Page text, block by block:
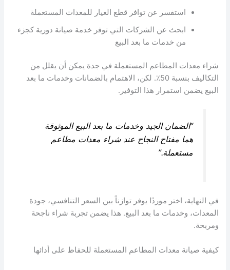
استفسر عن توافر قطع الغيار للمعدات المستعملة
ابحث عن الشركات التي توفر خدمة صيانة دورية كجزء
من خدمات ما بعد البيع
شراء معدات المطاعم المستعملة في جدة يمكن أن يقلل من
التكاليف بنسبة 50٪. لكن، الاهتمام بالضمانات وخدمات ما بعد
البيع يضمن استمرار هذا التوفير.
“الضمان الجيد وخدمات ما بعد البيع الموثوقة
هما مفتاح النجاح عند شراء معدات مطاعم
مستعملة.”
في النهاية، اختر موردًا يوفر توازناً بين السعر التنافسي، جودة
المعدات، وخدمات ما بعد البيع. هذا يضمن تجربة شراء ناجحة
ومربحة.
كيفية صيانة معدات المطاعم المستعملة للحفاظ على أدائها